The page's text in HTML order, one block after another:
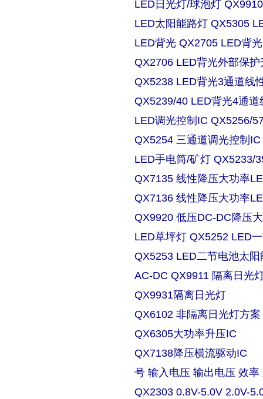
LED日光灯/球泡灯
LED太阳能路灯 QX5305
LED背光 QX2705 LED背
QX2706 LED背光外部保
QX5238 LED背光3通道线
QX5239/40 LED背光4通
LED调光控制IC QX5256/
QX5254 三通道调光控制
LED手电筒/矿灯 QX5233/
QX7135 线性降压大功率
QX7136 线性降压大功率
QX9920 低压DC-DC降压
LED草坪灯 QX5252 LED
QX5253 LED二节电池太
AC-DC QX9911 隔离日光
QX9931隔离日光灯
QX6102 非隔离日光灯方案
QX6305大功率升压IC
QX7138降压横流驱动IC
号 输入电压 输出电压 效率
QX2303 0.8V-5.0V 2.0V-